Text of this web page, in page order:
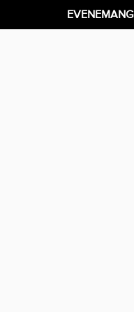
EVENEMANG